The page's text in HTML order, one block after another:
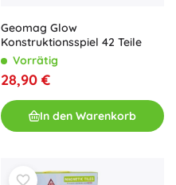
Geomag Glow
Konstruktionsspiel 42 Teile
Vorrätig
28,90 €
In den Warenkorb